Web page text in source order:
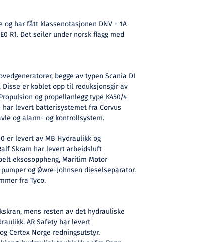
og har fått klassenotasjonen DNV + 1A
R1. Det seiler under norsk flagg med
begge av typen Scania DI
er koblet opp til reduksjonsgir av
og propellanlegg type K450/4
har levert batterisystemet fra Corvus
og alarm- og kontrollsystem.
er levert av MB Hydraulikk og
Skram har levert arbeidsluft
eksosoppheng, Maritim Motor
og Øwre-Johnsen dieselseparator.
fra Tyco.
mens resten av det hydrauliske
AR Safety har levert
Certex Norge redningsutstyr.